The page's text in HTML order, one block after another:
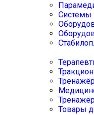
Системы
Товары